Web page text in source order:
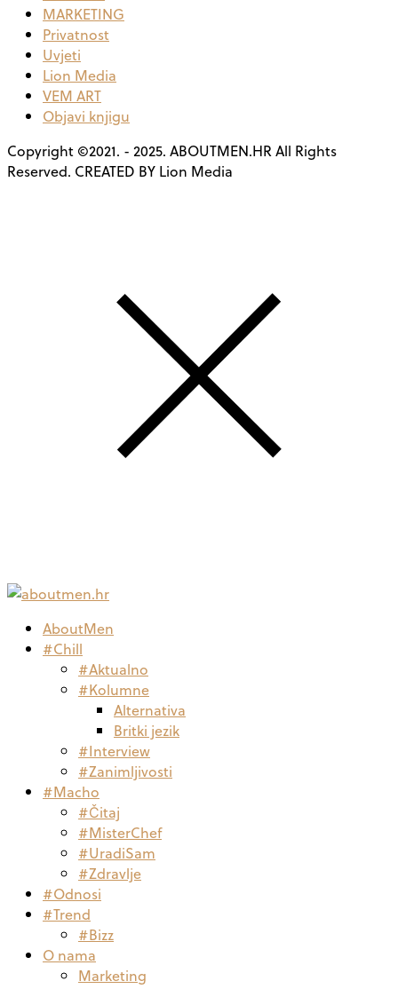
MARKETING
Privatnost
Uvjeti
Lion Media
VEM ART
Objavi knjigu
Copyright ©2021. - 2025. ABOUTMEN.HR All Rights
Reserved. CREATED BY Lion Media
AboutMen
#Chill
#Aktualno
#Kolumne
Alternativa
Britki jezik
#Interview
#Zanimljivosti
#Macho
#Čitaj
#MisterChef
#UradiSam
#Zdravlje
#Odnosi
#Trend
#Bizz
O nama
Marketing